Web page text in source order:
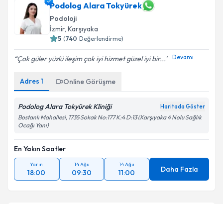
Podolog Alara Tokyürek
Podoloji
İzmir, Karşıyaka
5 (740 Değerlendirme)
Çok güler yüzlü ileşim çok iyi hizmet güzel iyi bir... Devamı
Adres 1 Online Görüşme
Podolog Alara Tokyürek Kliniği Haritada Göster
Bostanlı Mahallesi, 1735 Sokak No:177 K:4 D:13 (Karşıyaka 4 Nolu Sağlık
Ocağı Yanı)
En Yakın Saatler
Yarın
18:00
14 Ağu
09:30
14 Ağu
11:00 Daha Fazla